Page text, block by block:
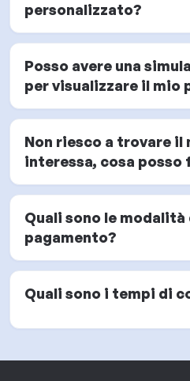
personalizzato?
Posso avere una
per visualizzare il mio
Non riesco a trovare il
interessa, cosa posso
Quali sono le modalità
pagamento?
Quali sono i tempi di